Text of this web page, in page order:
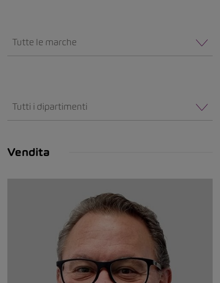
Tutte le marche
Tutti i dipartimenti
Vendita